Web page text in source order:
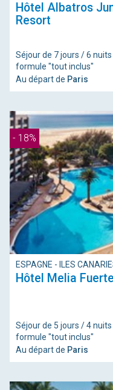
Hôtel Albatros
Resort
Séjour de 7 jours / 6 nuits
formule "tout inclus"
Au départ de Paris
- 18%
ESPAGNE - ILES
Hôtel Melia
Séjour de 5 jours / 4 nuits
formule "tout inclus"
Au départ de Paris